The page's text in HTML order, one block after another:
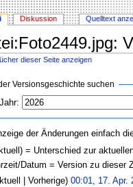
dieser Seite anzeigen
Versionsgeschichte suchen
der Änderungen einfach
= Unterschied zur
Datum = Version zu dieser
| Vorherige) 00:01, 17. Apr.
Diskussion Quelltext